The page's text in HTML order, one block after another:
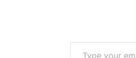
Type your email…